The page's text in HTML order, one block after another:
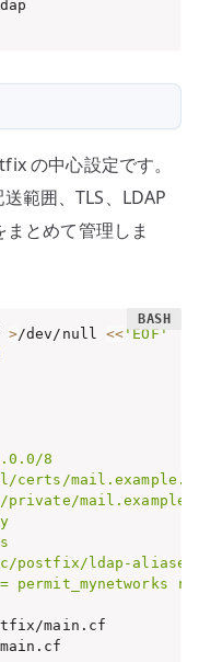
の中心設定です。
範囲、TLS、LDAP
とめて管理しま
>/dev/null << 'EOF'
8
postfix/ldap-